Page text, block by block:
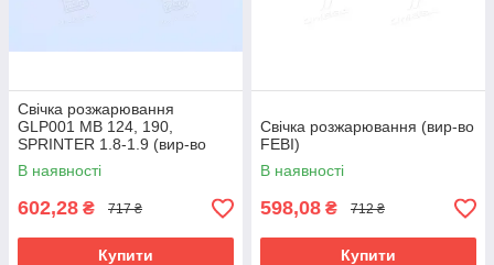
Свічка розжарювання
GLP001 MB 124, 190,
SPRINTER 1.8-1.9 (вир-во
BOSCH)
В наявності
602,28 ₴ 717 ₴
Купити
Свічка розжарювання (вир-во
FEBI)
В наявності
598,08 ₴ 712 ₴
Купити